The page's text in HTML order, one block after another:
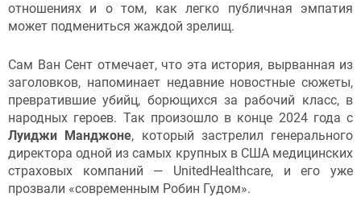
отношениях и о том, как легко публичная эмпатия
может подмениться жаждой зрелищ.
Сам Ван Сент отмечает, что эта история, вырванная из
заголовков, напоминает недавние новостные сюжеты,
превратившие убийц, борющихся за рабочий класс, в
народных героев. Так произошло в конце 2024 года с
Луиджи Манджоне, который застрелил генерального
директора одной из самых крупных в США медицинских
страховых компаний — UnitedHealthcare, и его уже
прозвали «современным Робин Гудом».